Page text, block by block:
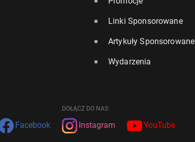
Linki Sponsorowane
Artykuły Sponsorowane
Wydarzenia
DOŁĄCZ DO NAS:
Facebook Instagram YouTube